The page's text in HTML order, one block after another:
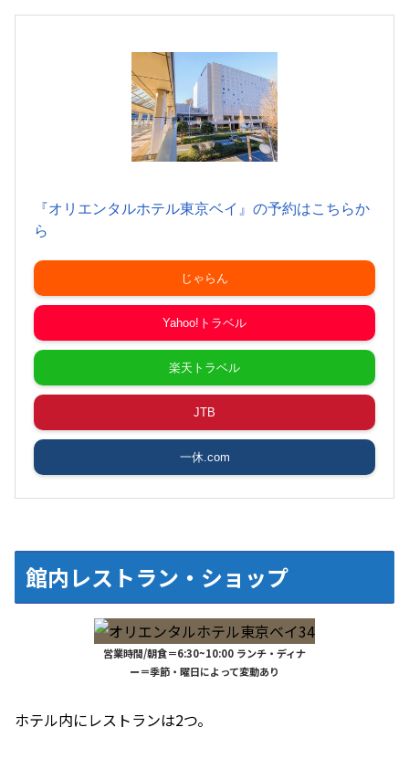
『オリエンタルホテル東京ベイ』の予約はこちらか
ら
じゃらん
Yahoo!トラベル
楽天トラベル
JTB
一休.com
館内レストラン・ショップ
営業時間/朝食＝6:30~10:00 ランチ・ディナ
ー＝季節・曜日によって変動あり
ホテル内にレストランは2つ。